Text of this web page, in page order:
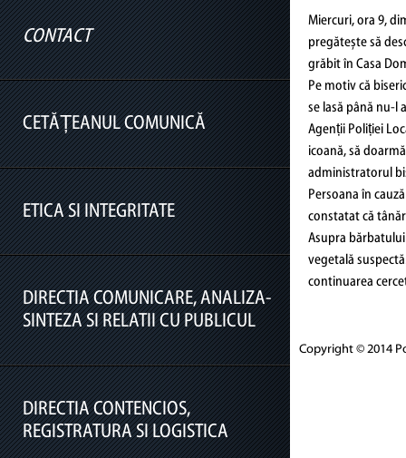
Conducere
Organizare
Programe și Strategii
Rapoarte si Studii
Protectia datelor cu caracter personal
Informatii legislatie
Solicitare informatii publice
Buletinul informativ al informaţiilor de
interes public
Buget
Bilanțuri contabile
Achiziții publice
Declaratii de avere si interese
Modelele de cereri/formulare tipizate
Protocoale
CONTACT
Datele de contact ale D.G.P.L.C.M.B.
Relatia cu mass-media
Programul de funcționare
Program audiente
Petitii si sesizari
CETĂȚEANUL COMUNICĂ
Cetățeanul comunică
ETICA SI INTEGRITATE
DIRECTIA COMUNICARE, ANALIZA-
SINTEZA SI RELATII CU PUBLICUL
Serviciul Imagine și Comunicare
Compartimentul Soluționare Petiții
DIRECTIA CONTENCIOS,
REGISTRATURA SI LOGISTICA
Miercuri, ora 9,
pregătește să
grăbit în Casa
Pe motiv că
se lasă până nu-l
Agenții Poliției
icoană, să
administratorul
Persoana în
constatat că
Asupra
vegetală
continuarea
Copyright © 2014